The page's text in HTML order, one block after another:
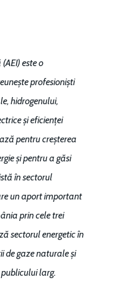
(AEI) este o
profesioniști
hidrogenului,
și eficienței
pentru creșterea
și pentru a găsi
în sectorul
un aport important
prin cele trei
sectorul energetic în
de gaze naturale și
larg.
Home
Noutăți
Despre
Evenimente
Foto
Modelul economic
România – orizont
Video
Marea Neagră în Noua
EM360 Talk